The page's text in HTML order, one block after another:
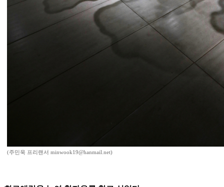
(주민욱 프리랜서 minwook19@hanmail.net)